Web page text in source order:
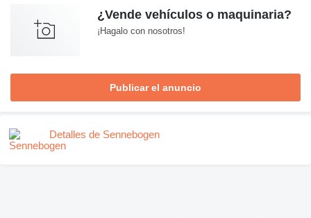
¿Vende vehículos o maquinaria?
¡Hagalo con nosotros!
Publicar el anuncio
Detalles de Sennebogen